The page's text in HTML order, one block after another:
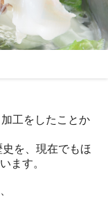
工をしたことか
を、現在でもほ
ます。